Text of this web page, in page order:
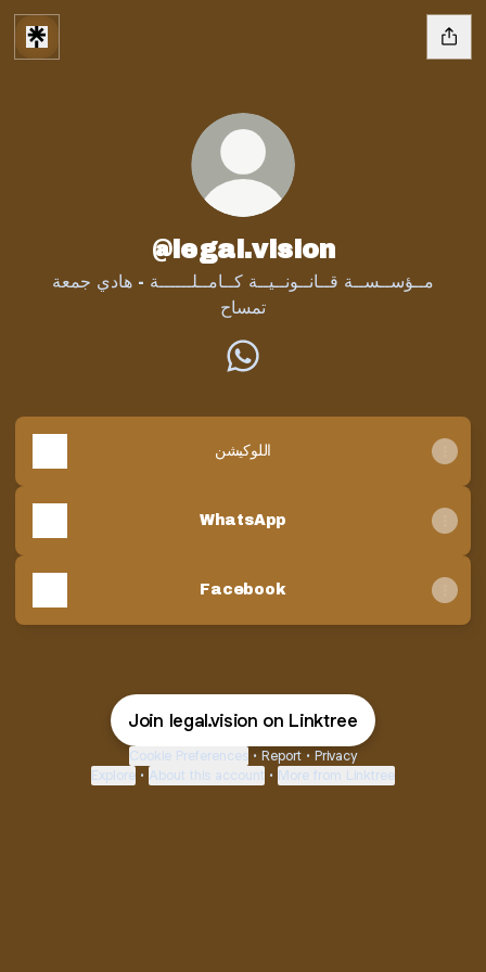
@legal.vision
مــؤســســة قــانــونــيــة كــامــلــــــة - هادي جمعة
تمساح
اللوكيشن
WhatsApp
Facebook
Join legal.vision on Linktree
Cookie Preferences • Report • Privacy
Explore • About this account • More from Linktree